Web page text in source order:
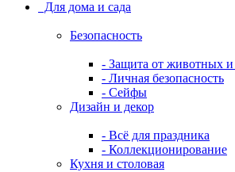
Для дома и сада
Безопасность
- Защита от животных
- Личная безопасность
- Сейфы
Дизайн и декор
- Всё для праздника
- Коллекционирование
Кухня и столовая